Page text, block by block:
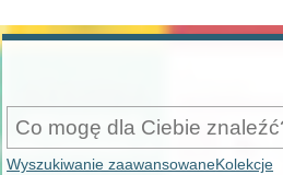
Wyszukiwanie zaawansowaneKolekcje